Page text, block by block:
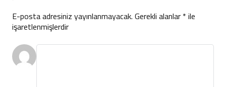
E-posta adresiniz yayınlanmayacak.Gerekli alanlar*ile
işaretlenmişlerdir